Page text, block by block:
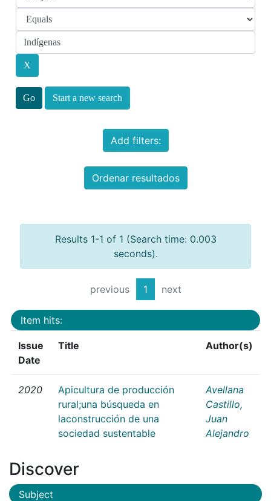
Start a new search
Add filters:
Ordenar resultados
Results 1-1 of 1 (Search time: 0.003
seconds).
previous 1 next
Item hits:
Issue
Date
Title Author(s)
2020
Apicultura de producción
rural;una búsqueda en
laconstrucción de una
sociedad sustentable
Avellana
Castillo,
Juan
Alejandro
Discover
Subject